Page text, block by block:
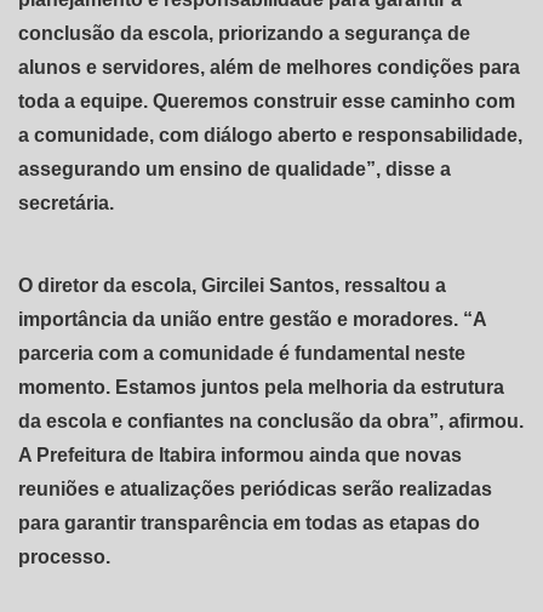
conclusão da escola, priorizando a segurança de
alunos e servidores, além de melhores condições para
toda a equipe. Queremos construir esse caminho com
a comunidade, com diálogo aberto e responsabilidade,
assegurando um ensino de qualidade”, disse a
secretária.
O diretor da escola, Gircilei Santos, ressaltou a
importância da união entre gestão e moradores. “A
parceria com a comunidade é fundamental neste
momento. Estamos juntos pela melhoria da estrutura
da escola e confiantes na conclusão da obra”, afirmou.
A Prefeitura de Itabira informou ainda que novas
reuniões e atualizações periódicas serão realizadas
para garantir transparência em todas as etapas do
processo.